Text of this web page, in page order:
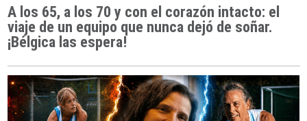
A los 65, a los 70 y con el corazón intacto: el
viaje de un equipo que nunca dejó de soñar.
¡Bélgica las espera!